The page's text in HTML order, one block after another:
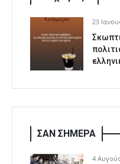
23
ΣΑΝ ΣΗΜΕΡΑ
4